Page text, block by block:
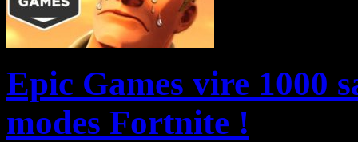
Epic Games vire 1000
modes Fortnite !